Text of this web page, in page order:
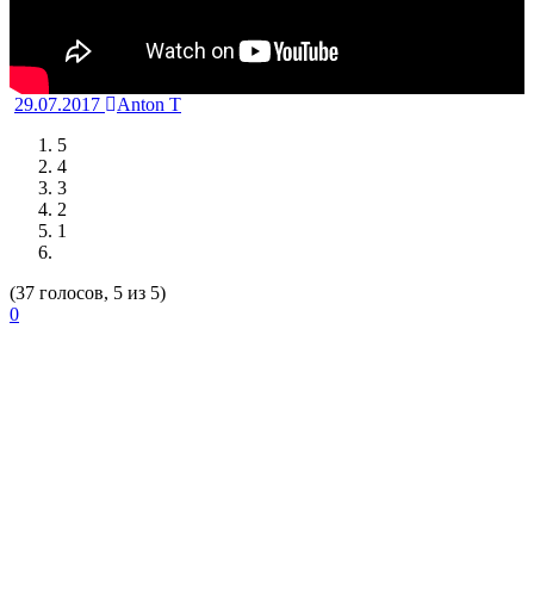
29.07.2017
Anton T
5
4
3
2
1
(37 голосов, 5 из 5)
0